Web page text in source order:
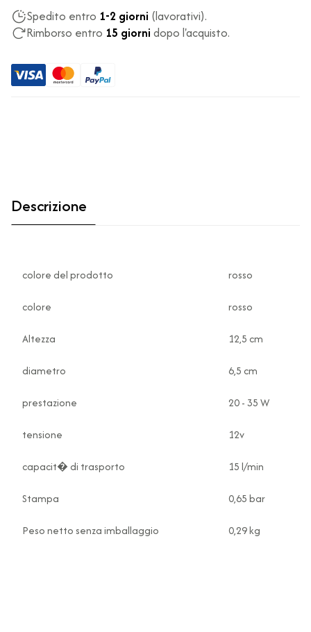
Spedito entro 1-2 giorni (lavorativi).
Rimborso entro 15 giorni dopo l'acquisto.
Descrizione
colore del prodotto rosso
colore rosso
Altezza 12,5 cm
diametro 6,5 cm
prestazione 20 - 35 W
tensione 12v
capacit� di trasporto 15 l/min
Stampa 0,65 bar
Peso netto senza imballaggio 0,29 kg